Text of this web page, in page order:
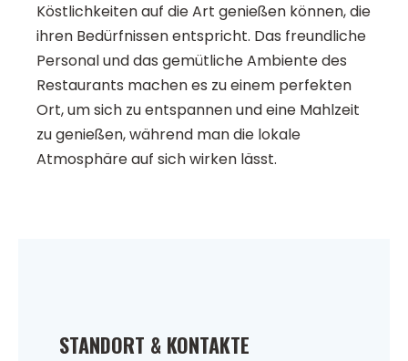
Köstlichkeiten auf die Art genießen können, die
ihren Bedürfnissen entspricht. Das freundliche
Personal und das gemütliche Ambiente des
Restaurants machen es zu einem perfekten
Ort, um sich zu entspannen und eine Mahlzeit
zu genießen, während man die lokale
Atmosphäre auf sich wirken lässt.
STANDORT & KONTAKTE